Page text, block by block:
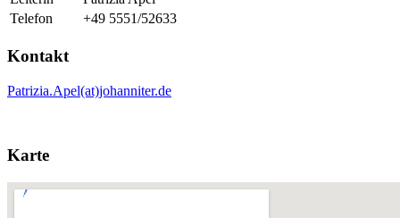
Telefon
+49 5551/52633
Kontakt
Patrizia.Apel(at)johanniter.de
Karte